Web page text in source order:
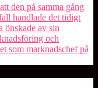
den på samma gång
handlade det tidigt
önskade av sin
och
som marknadschef på